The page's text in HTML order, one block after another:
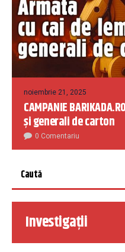
noiembrie 21, 2025
CAMPANIE
și generali de carton
0 Comentariu
Investigații